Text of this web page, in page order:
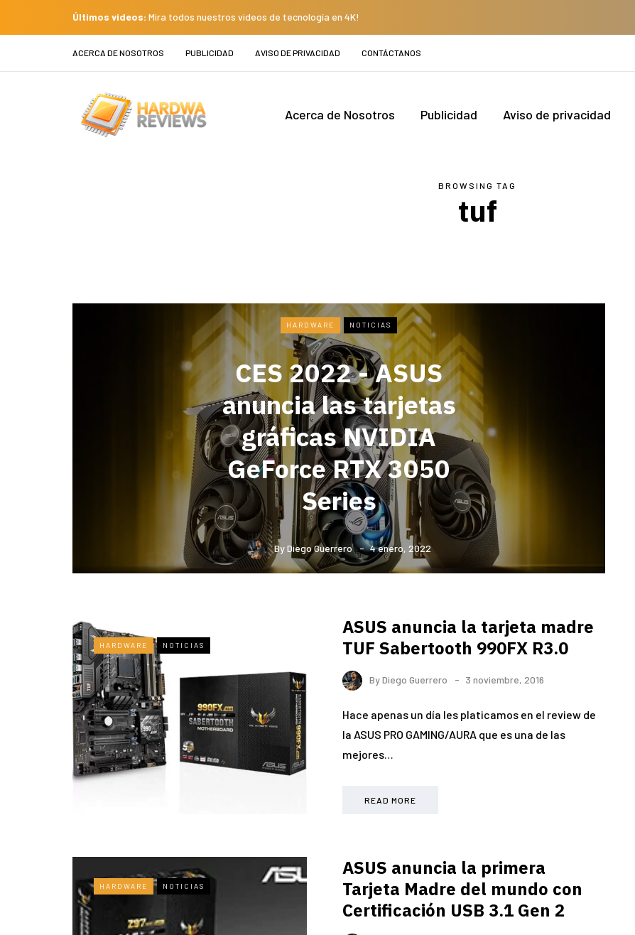
Últimos videos: Mira todos nuestros videos de tecnología en 4K!
ACERCA DE NOSOTROS PUBLICIDAD AVISO DE PRIVACIDAD CONTÁCTANOS
Acerca de Nosotros Publicidad Aviso de privacidad
BROWSING TAG
tuf
HARDWARE NOTICIAS
CES 2022 - ASUS
anuncia las tarjetas
gráficas NVIDIA
GeForce RTX 3050
Series
ByDiego Guerrero 4 enero, 2022
HARDWARE NOTICIAS
ASUS anuncia la tarjeta madre
TUF Sabertooth 990FX R3.0
ByDiego Guerrero 3 noviembre, 2016
Hace apenas un día les platicamos en el review de
la ASUS PRO GAMING/AURA que es una de las
mejores…
READ MORE
HARDWARE NOTICIAS
ASUS anuncia la primera
Tarjeta Madre del mundo con
Certificación USB 3.1 Gen 2